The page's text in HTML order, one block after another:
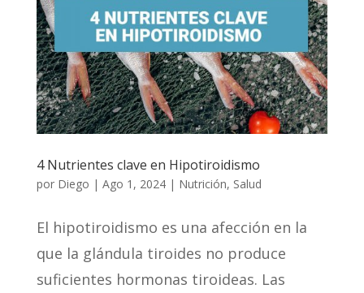
4 Nutrientes clave en Hipotiroidismo
por Diego | Ago 1, 2024| Nutrición, Salud
El hipotiroidismo es una afección en la
que la glándula tiroides no produce
suficientes hormonas tiroideas. Las